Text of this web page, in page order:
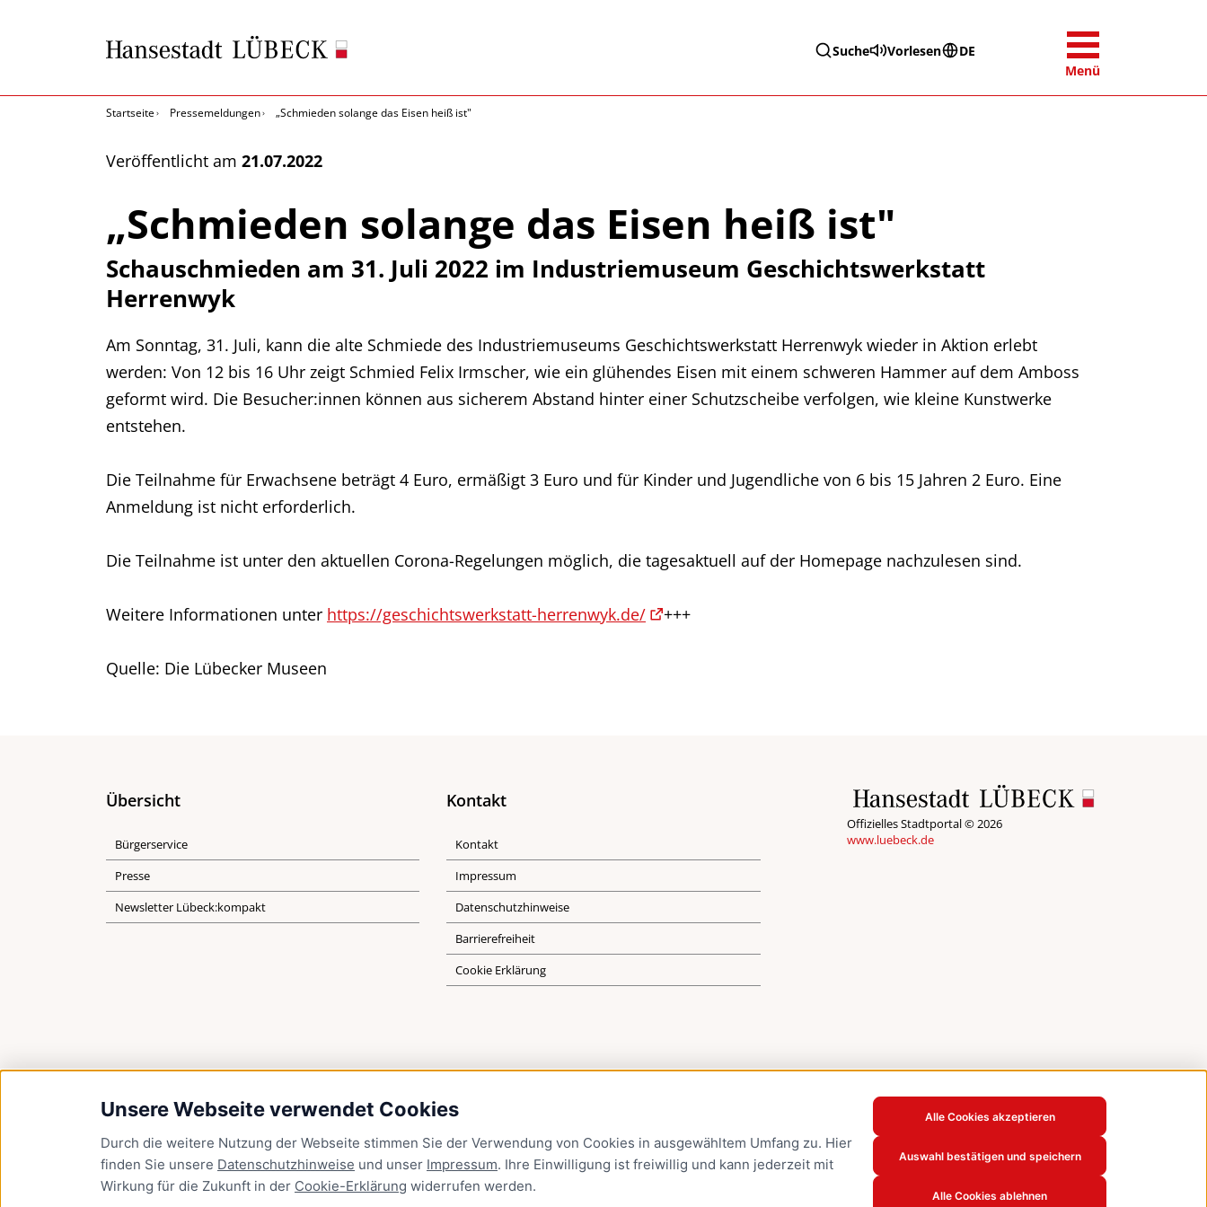
Unsere Webseite verwendet Cookies
Durch die weitere Nutzung der Webseite stimmen Sie der Verwendung von Cookies in ausgewähltem Umfang zu. Hier
finden Sie unsere Datenschutzhinweise und unser Impressum. Ihre Einwilligung ist freiwillig und kann jederzeit mit
Wirkung für die Zukunft in der Cookie-Erklärung widerrufen werden.
Alle Cookies akzeptieren
Auswahl bestätigen und speichern
Alle Cookies ablehnen
Suche Vorlesen
DE
Menü
Startseite Pressemeldungen „Schmieden solange das Eisen heiß ist"
Veröffentlicht am 21.07.2022
„Schmieden solange das Eisen heiß ist"
Schauschmieden am 31. Juli 2022 im Industriemuseum Geschichtswerkstatt
Herrenwyk
Am Sonntag, 31. Juli, kann die alte Schmiede des Industriemuseums Geschichtswerkstatt Herrenwyk wieder in Aktion erlebt
werden: Von 12 bis 16 Uhr zeigt Schmied Felix Irmscher, wie ein glühendes Eisen mit einem schweren Hammer auf dem Amboss
geformt wird. Die Besucher:innen können aus sicherem Abstand hinter einer Schutzscheibe verfolgen, wie kleine Kunstwerke
entstehen.
Die Teilnahme für Erwachsene beträgt 4 Euro, ermäßigt 3 Euro und für Kinder und Jugendliche von 6 bis 15 Jahren 2 Euro. Eine
Anmeldung ist nicht erforderlich.
Die Teilnahme ist unter den aktuellen Corona-Regelungen möglich, die tagesaktuell auf der Homepage nachzulesen sind.
Weitere Informationen unter https://geschichtswerkstatt-herrenwyk.de/ +++
Quelle: Die Lübecker Museen
Übersicht
Bürgerservice
Presse
Newsletter Lübeck:kompakt
Kontakt
Kontakt
Impressum
Datenschutzhinweise
Barrierefreiheit
Cookie Erklärung
Offizielles Stadtportal © 2026
www.luebeck.de